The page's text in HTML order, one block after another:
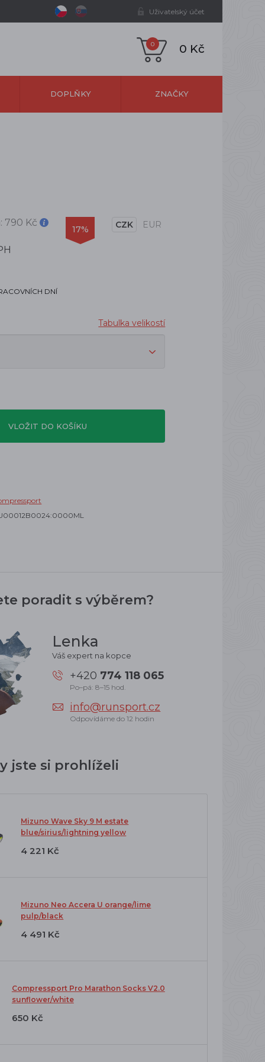
Uživatelský účet
0 0 Kč
DOPLŇKY ZNAČKY
790 Kč
17% CZK EUR
DNÍ
Tabulka velikostí
VLOŽIT DO KOŠÍKU
poradit s výběrem?
Lenka
Váš expert na kopce
+420 774 118 065
Po–pá: 8–15 hod.
info@runsport.cz
Odpovídáme do 12 hodin
jste si prohlíželi
Mizuno Wave Sky 9 M estate
blue/sirius/lightning yellow
4 221 Kč
Mizuno Neo Accera U orange/lime
pulp/black
4 491 Kč
Compressport Pro Marathon Socks V2.0
sunflower/white
650 Kč